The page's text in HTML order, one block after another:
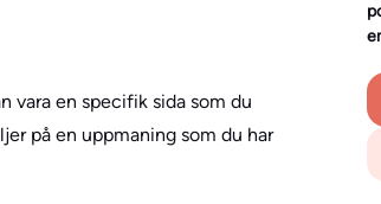
vara en specifik sida som du
på en uppmaning som du har